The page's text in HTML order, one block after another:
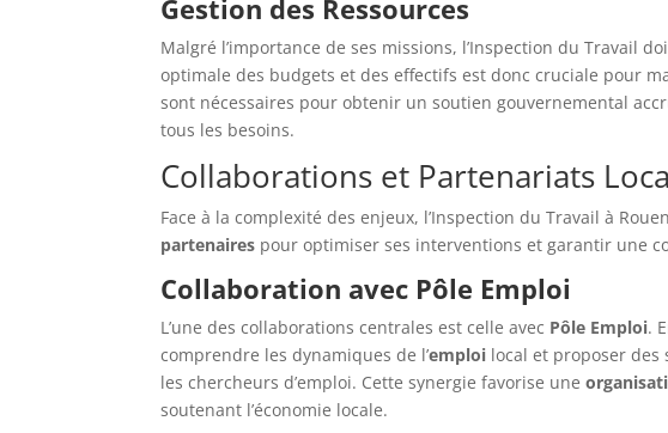
Gestion des Ressources
Malgré l’importance de ses missions, l’Inspection du Travail
optimale des budgets et des effectifs est donc cruciale pour
sont nécessaires pour obtenir un soutien gouvernemental
tous les besoins.
Collaborations et Partenariats
Face à la complexité des enjeux, l’Inspection du Travail à
partenaires pour optimiser ses interventions et garantir une
Collaboration avec Pôle Emploi
L’une des collaborations centrales est celle avec Pôle Emploi.
comprendre les dynamiques de l’emploi local et proposer
les chercheurs d’emploi. Cette synergie favorise une
soutenant l’économie locale.